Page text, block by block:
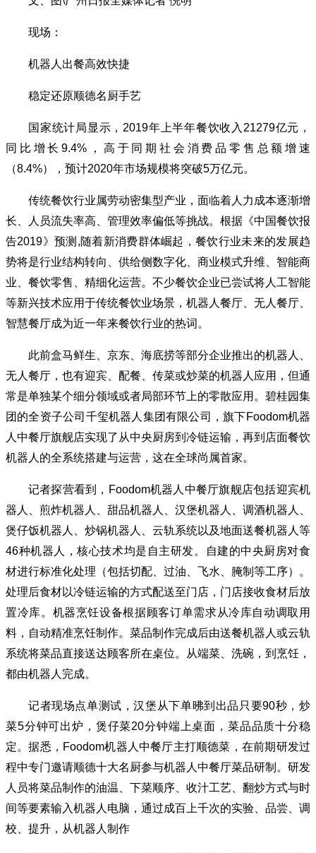
现场：
机器人出餐高效快捷
稳定还原顺德名厨手艺
国家统计局显示，2019年上半年餐饮收入21279亿元，
同比增长9.4%，高于同期社会消费品零售总额增速
（8.4%），预计2020年市场规模将突破5万亿元。
传统餐饮行业属劳动密集型产业，面临着人力成本逐渐增
长、人员流失率高、管理效率偏低等挑战。根据《中国餐饮报
告2019》预测,随着新消费群体崛起，餐饮行业未来的发展趋
势将是行业结构转向、供给侧数字化、商业模式升维、智能商
业、餐饮零售、精细化运营。不少餐饮企业已尝试将人工智能
等新兴技术应用于传统餐饮业场景，机器人餐厅、无人餐厅、
智慧餐厅成为近一年来餐饮行业的热词。
此前盒马鲜生、京东、海底捞等部分企业推出的机器人、
无人餐厅，也有迎宾、配餐、传菜或炒菜的机器人应用，但通
常是单独某个细分领域或者局部环节上的零散应用。碧桂园集
团的全资子公司千玺机器人集团有限公司，旗下Foodom机器
人中餐厅旗舰店实现了从中央厨房到冷链运输，再到店面餐饮
机器人的全系统搭建与运营，这在全球尚属首家。
记者探营看到，Foodom机器人中餐厅旗舰店包括迎宾机
器人、煎炸机器人、甜品机器人、汉堡机器人、调酒机器人、
煲仔饭机器人、炒锅机器人、云轨系统以及地面送餐机器人等
46种机器人，核心技术均是自主研发。自建的中央厨房对食
材进行标准化处理（包括切配、过油、飞水、腌制等工序）。
处理后食材以冷链运输的方式配送至门店，门店接收食材后放
置冷库。机器烹饪设备根据顾客订单需求从冷库自动调取用
料，自动精准烹饪制作。菜品制作完成后由送餐机器人或云轨
系统将菜品直接送达顾客所在桌位。从端菜、洗碗，到烹饪，
都由机器人完成。
记者现场点单测试，汉堡从下单昲到出品只要90秒，炒
菜5分钟可出炉，煲仔菜20分钟端上桌面，菜品品质十分稳
定。据悉，Foodom机器人中餐厅主打顺德菜，在前期研发过
程中专门邀请顺德十大名厨参与机器人中餐厅菜品研制。研发
人员将菜品制作的油温、下菜顺序、收汁工艺、翻炒方式与时
间等要素输入机器人电脑，通过成百上千次的实验、品尝、调
校、提升，从机器人制作